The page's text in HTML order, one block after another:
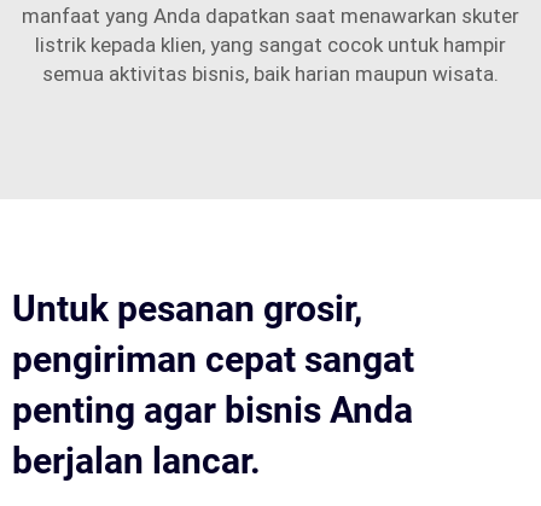
manfaat yang Anda dapatkan saat menawarkan skuter
listrik kepada klien, yang sangat cocok untuk hampir
semua aktivitas bisnis, baik harian maupun wisata.
Untuk pesanan grosir,
pengiriman cepat sangat
penting agar bisnis Anda
berjalan lancar.